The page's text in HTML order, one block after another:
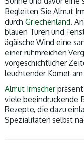
Begleiten Sie Almut
durch Griechenland.
blauen Türen und
ägäische Wind eine
einer ruhmreichen
vorgeschichtlicher
leuchtender Komet
Almut Irmscher
viele beeindruckende
Rezepte, die dazu
Spezialitäten selbst